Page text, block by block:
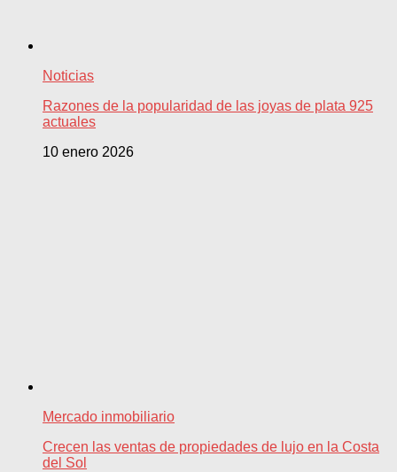
Noticias
Razones de la popularidad de las joyas de plata 925
actuales
10 enero 2026
Mercado inmobiliario
Crecen las ventas de propiedades de lujo en la Costa
del Sol